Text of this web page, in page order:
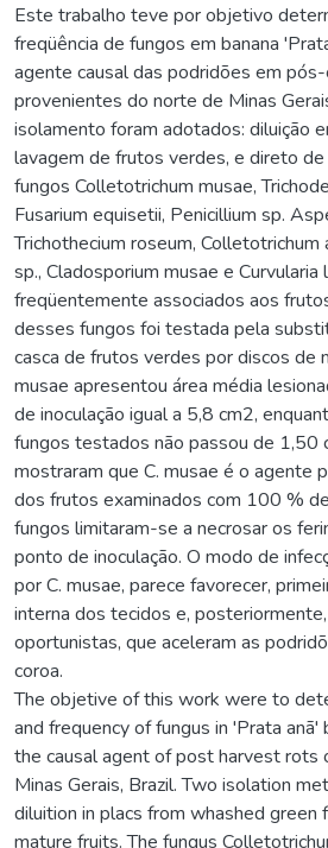
Este trabalho teve por objetivo
freqüência de fungos em banana
agente causal das podridões em
provenientes do norte de Minas
isolamento foram adotados: diluição
lavagem de frutos verdes, e direto
fungos Colletotrichum musae,
Fusarium equisetii, Penicillium sp.
Trichothecium roseum,
sp., Cladosporium musae e
freqüentemente associados aos
desses fungos foi testada pela
casca de frutos verdes por discos de
musae apresentou área média
de inoculação igual a 5,8 cm2,
fungos testados não passou de 1,50
mostraram que C. musae é o agente
dos frutos examinados com 100 %
fungos limitaram-se a necrosar os
ponto de inoculação. O modo de
por C. musae, parece favorecer,
interna dos tecidos e,
oportunistas, que aceleram as
coroa.
The objetive of this work were to
and frequency of fungus in 'Prata anã'
the causal agent of post harvest rots
Minas Gerais, Brazil. Two isolation
diluition in placs from whashed green
mature fruits. The fungus